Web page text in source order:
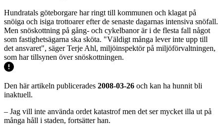
Hundratals göteborgare har ringt till kommunen och klagat på
snöiga och isiga trottoarer efter de senaste dagarnas intensiva snöfall.
Men snöskottning på gång- och cykelbanor är i de flesta fall något
som fastighetsägarna ska sköta. "Väldigt många lever inte upp till
det ansvaret", säger Terje Ahl, miljöinspektör på miljöförvaltningen,
som har tillsynen över snöskottningen.
Den här artikeln publicerades 2008-03-26 och kan ha hunnit bli
inaktuell.
– Jag vill inte använda ordet katastrof men det ser mycket illa ut på
många håll i staden, fortsätter han.